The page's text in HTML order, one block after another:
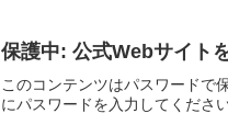
保護中: 公式Webサイト
このコンテンツはパスワードで
にパスワードを入力してくださ